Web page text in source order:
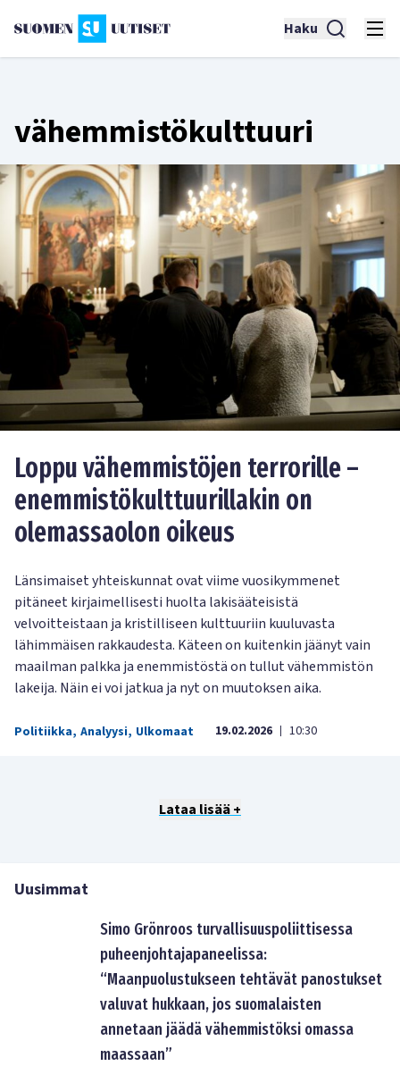
Haku
vähemmistökulttuuri
Loppu vähemmistöjen terrorille –
enemmistökulttuurillakin on
olemassaolon oikeus
Länsimaiset yhteiskunnat ovat viime vuosikymmenet
pitäneet kirjaimellisesti huolta lakisääteisistä
velvoitteistaan ja kristilliseen kulttuuriin kuuluvasta
lähimmäisen rakkaudesta. Käteen on kuitenkin jäänyt vain
maailman palkka ja enemmistöstä on tullut vähemmistön
lakeija. Näin ei voi jatkua ja nyt on muutoksen aika.
Politiikka, Analyysi, Ulkomaat 19.02.2026 | 10:30
Lataa lisää +
Uusimmat
Simo Grönroos turvallisuuspoliittisessa
puheenjohtajapaneelissa:
“Maanpuolustukseen tehtävät panostukset
valuvat hukkaan, jos suomalaisten
annetaan jäädä vähemmistöksi omassa
maassaan”